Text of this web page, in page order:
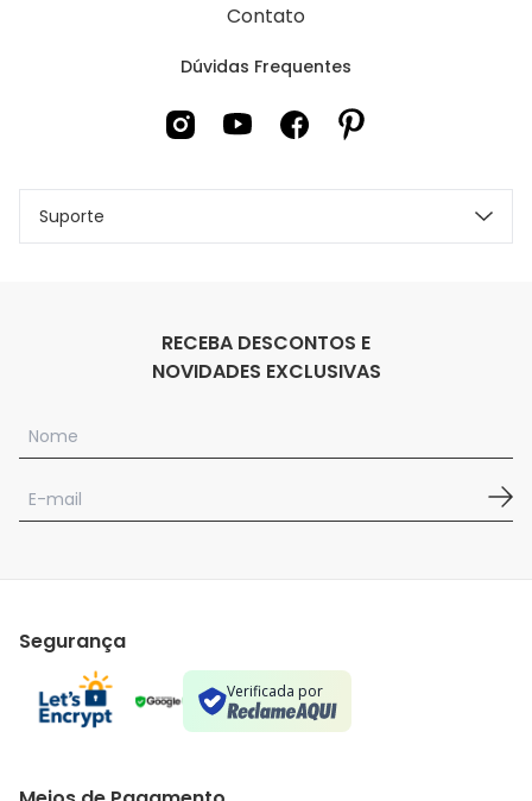
Contato
Dúvidas Frequentes
Suporte
RECEBA DESCONTOS E
NOVIDADES EXCLUSIVAS
Segurança
Verificada por